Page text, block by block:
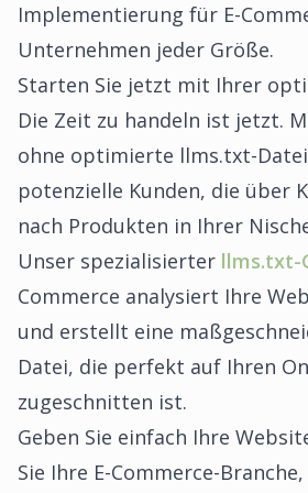
Implementierung für E-
Unternehmen jeder Größe.
Starten Sie jetzt mit Ihrer
Die Zeit zu handeln ist jetzt.
ohne optimierte llms.txt-
potenzielle Kunden, die über
nach Produkten in Ihrer
Unser spezialisierter llms.txt-
Commerce analysiert Ihre
und erstellt eine
Datei, die perfekt auf Ihren
zugeschnitten ist.
Geben Sie einfach Ihre
Sie Ihre E-Commerce-